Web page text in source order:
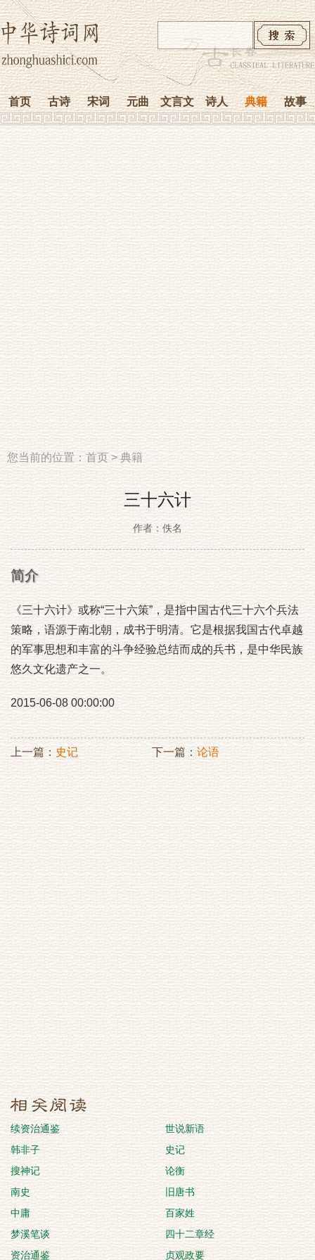
首页 古诗 宋词 元曲 文言文 诗人 典籍 故事
您当前的位置：首页>典籍
三十六计
作者：佚名
简介
《三十六计》或称“三十六策”，是指中国古代三十六个兵法
策略，语源于南北朝，成书于明清。它是根据我国古代卓越
的军事思想和丰富的斗争经验总结而成的兵书，是中华民族
悠久文化遗产之一。
2015-06-08 00:00:00
上一篇：史记 下一篇：论语
续资治通鉴
世说新语
韩非子
史记
搜神记
论衡
南史
旧唐书
中庸
百家姓
梦溪笔谈
四十二章经
资治通鉴
贞观政要